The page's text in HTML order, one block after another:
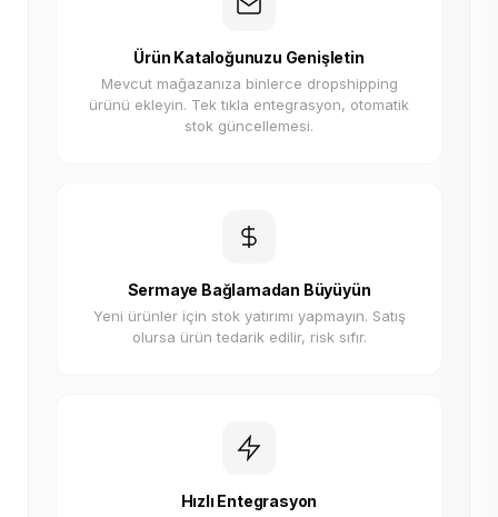
Ürün Kataloğunuzu Genişletin
Mevcut mağazanıza binlerce dropshipping
ürünü ekleyin. Tek tıkla entegrasyon, otomatik
stok güncellemesi.
Sermaye Bağlamadan Büyüyün
Yeni ürünler için stok yatırımı yapmayın. Satış
olursa ürün tedarik edilir, risk sıfır.
Hızlı Entegrasyon